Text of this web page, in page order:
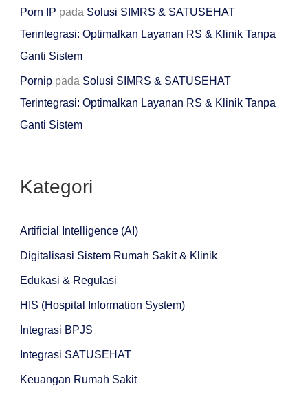
Porn IP pada Solusi SIMRS & SATUSEHAT
Terintegrasi: Optimalkan Layanan RS & Klinik Tanpa
Ganti Sistem
Pornippada Solusi SIMRS & SATUSEHAT
Terintegrasi: Optimalkan Layanan RS & Klinik Tanpa
Ganti Sistem
Kategori
Artificial Intelligence (AI)
Digitalisasi Sistem Rumah Sakit & Klinik
Edukasi & Regulasi
HIS (Hospital Information System)
Integrasi BPJS
Integrasi SATUSEHAT
Keuangan Rumah Sakit